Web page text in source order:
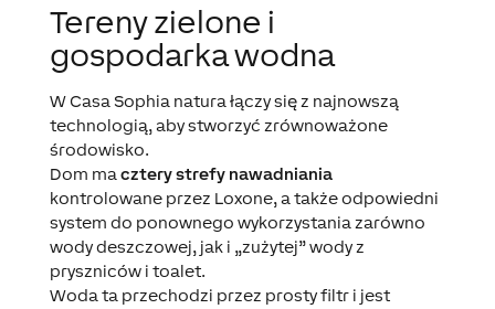
Tereny zielone i
gospodarka wodna
W Casa Sophia natura łączy się z najnowszą
technologią, aby stworzyć zrównoważone
środowisko.
Dom macztery strefy nawadniania
kontrolowane przez Loxone, a także odpowiedni
system do ponownego wykorzystania zarówno
wody deszczowej, jak i „zużytej” wody z
pryszniców i toalet.
Woda ta przechodzi przez prosty filtr i jest